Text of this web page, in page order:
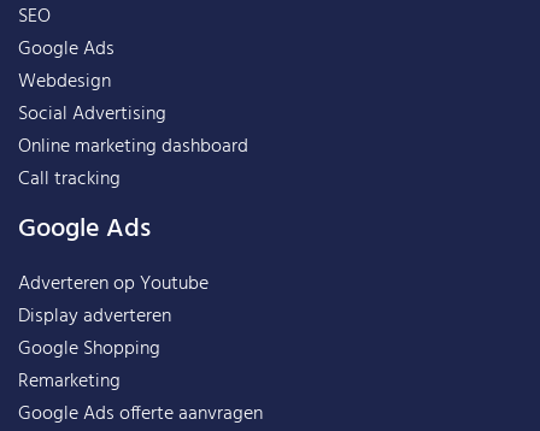
SEO
Google Ads
Webdesign
Social Advertising
Online marketing dashboard
Call tracking
Google Ads
Adverteren op Youtube
Display adverteren
Google Shopping
Remarketing
Google Ads offerte aanvragen